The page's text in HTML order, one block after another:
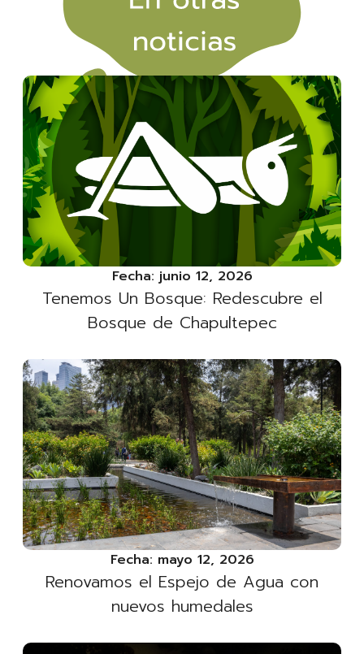
Fecha: junio 12, 2026
Tenemos Un Bosque: Redescubre el
Bosque de Chapultepec
Fecha: mayo 12, 2026
Renovamos el Espejo de Agua con
nuevos humedales